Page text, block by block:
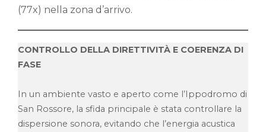
(77x) nella zona d’arrivo.
CONTROLLO DELLA DIRETTIVITÀ E COERENZA DI
FASE
In un ambiente vasto e aperto come l’Ippodromo di
San Rossore, la sfida principale è stata controllare la
dispersione sonora, evitando che l’energia acustica